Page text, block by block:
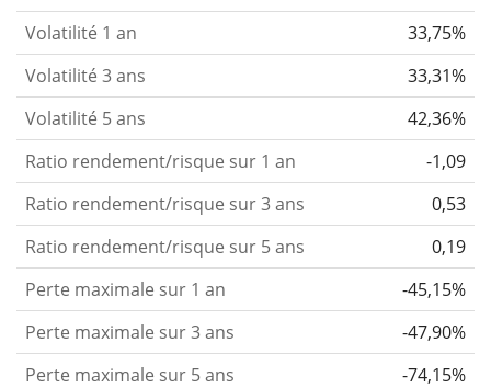
Volatilité 1 an
33,75%
Volatilité 3 ans
33,31%
Volatilité 5 ans
42,36%
Ratio rendement/risque sur 1 an
-1,09
Ratio rendement/risque sur 3 ans
0,53
Ratio rendement/risque sur 5 ans
0,19
Perte maximale sur 1 an
-45,15%
Perte maximale sur 3 ans
-47,90%
Perte maximale sur 5 ans
-74,15%